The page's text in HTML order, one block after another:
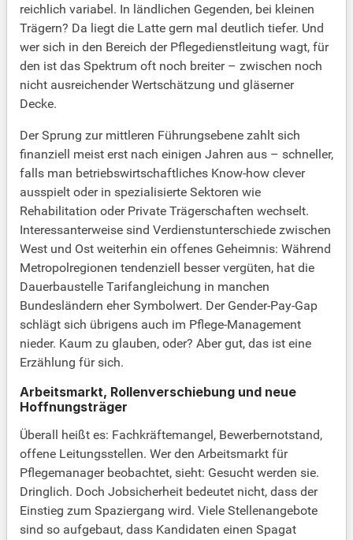
reichlich variabel. In ländlichen Gegenden, bei kleinen
Trägern? Da liegt die Latte gern mal deutlich tiefer. Und
wer sich in den Bereich der Pflegedienstleitung wagt, für
den ist das Spektrum oft noch breiter – zwischen noch
nicht ausreichender Wertschätzung und gläserner
Decke.
Der Sprung zur mittleren Führungsebene zahlt sich
finanziell meist erst nach einigen Jahren aus – schneller,
falls man betriebswirtschaftliches Know-how clever
ausspielt oder in spezialisierte Sektoren wie
Rehabilitation oder Private Trägerschaften wechselt.
Interessanterweise sind Verdienstunterschiede zwischen
West und Ost weiterhin ein offenes Geheimnis: Während
Metropolregionen tendenziell besser vergüten, hat die
Dauerbaustelle Tarifangleichung in manchen
Bundesländern eher Symbolwert. Der Gender-Pay-Gap
schlägt sich übrigens auch im Pflege-Management
nieder. Kaum zu glauben, oder? Aber gut, das ist eine
Erzählung für sich.
Arbeitsmarkt, Rollenverschiebung und neue
Hoffnungsträger
Überall heißt es: Fachkräftemangel, Bewerbernotstand,
offene Leitungsstellen. Wer den Arbeitsmarkt für
Pflegemanager beobachtet, sieht: Gesucht werden sie.
Dringlich. Doch Jobsicherheit bedeutet nicht, dass der
Einstieg zum Spaziergang wird. Viele Stellenangebote
sind so aufgebaut, dass Kandidaten einen Spagat